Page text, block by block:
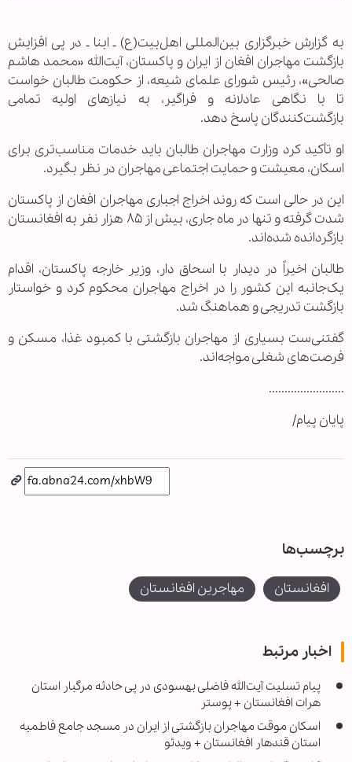
به گزارش خبرگزاری بین‌المللی اهل‌بیت(ع) ـ ابنا ـ در پی افزایش
بازگشت مهاجران افغان از ایران و پاکستان، آیت‌الله «محمد هاشم
صالحی»، رئیس شورای علمای شیعه، از حکومت طالبان خواست
تا با نگاهی عادلانه و فراگیر، به نیازهای اولیه تمامی
بازگشت‌کنندگان پاسخ دهد.
او تأکید کرد وزارت مهاجران طالبان باید خدمات مناسب‌تری برای
اسکان، معیشت و حمایت اجتماعی مهاجران در نظر بگیرد.
این در حالی است که روند اخراج اجباری مهاجران افغان از پاکستان
شدت گرفته و تنها در ماه جاری، بیش از ۸۵ هزار نفر به افغانستان
بازگردانده شده‌اند.
طالبان اخیراً در دیدار با اسحاق دار، وزیر خارجه پاکستان، اقدام
یک‌جانبه این کشور را در اخراج مهاجران محکوم کرد و خواستار
بازگشت تدریجی و هماهنگ شد.
گفتنی‌ست بسیاری از مهاجران بازگشتی با کمبود غذا، مسکن و
فرصت‌های شغلی مواجه‌اند.
........................
پایان پیام/
برچسب‌ها
افغانستان مهاجرین افغانستان
اخبار مرتبط
پیام تسلیت آیت‌الله فاضلی بهسودی در پی حادثه مرگبار استان
هرات افغانستان + پوستر
اسکان موقت مهاجران بازگشتی از ایران در مسجد جامع فاطمیه
استان قندهار افغانستان + ویدئو